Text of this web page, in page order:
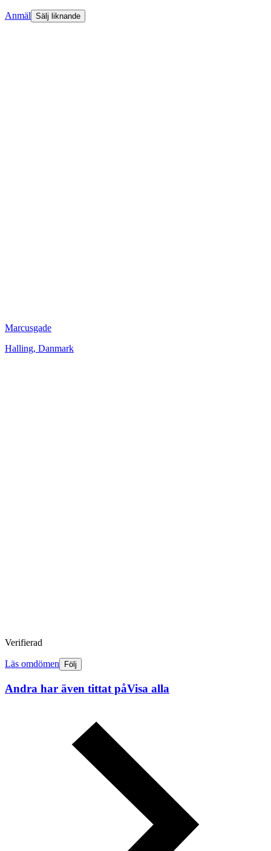
Anmäl Sälj liknande
Marcusgade
Halling, Danmark
Verifierad
Läs omdömen Följ
Andra har även tittat påVisa alla